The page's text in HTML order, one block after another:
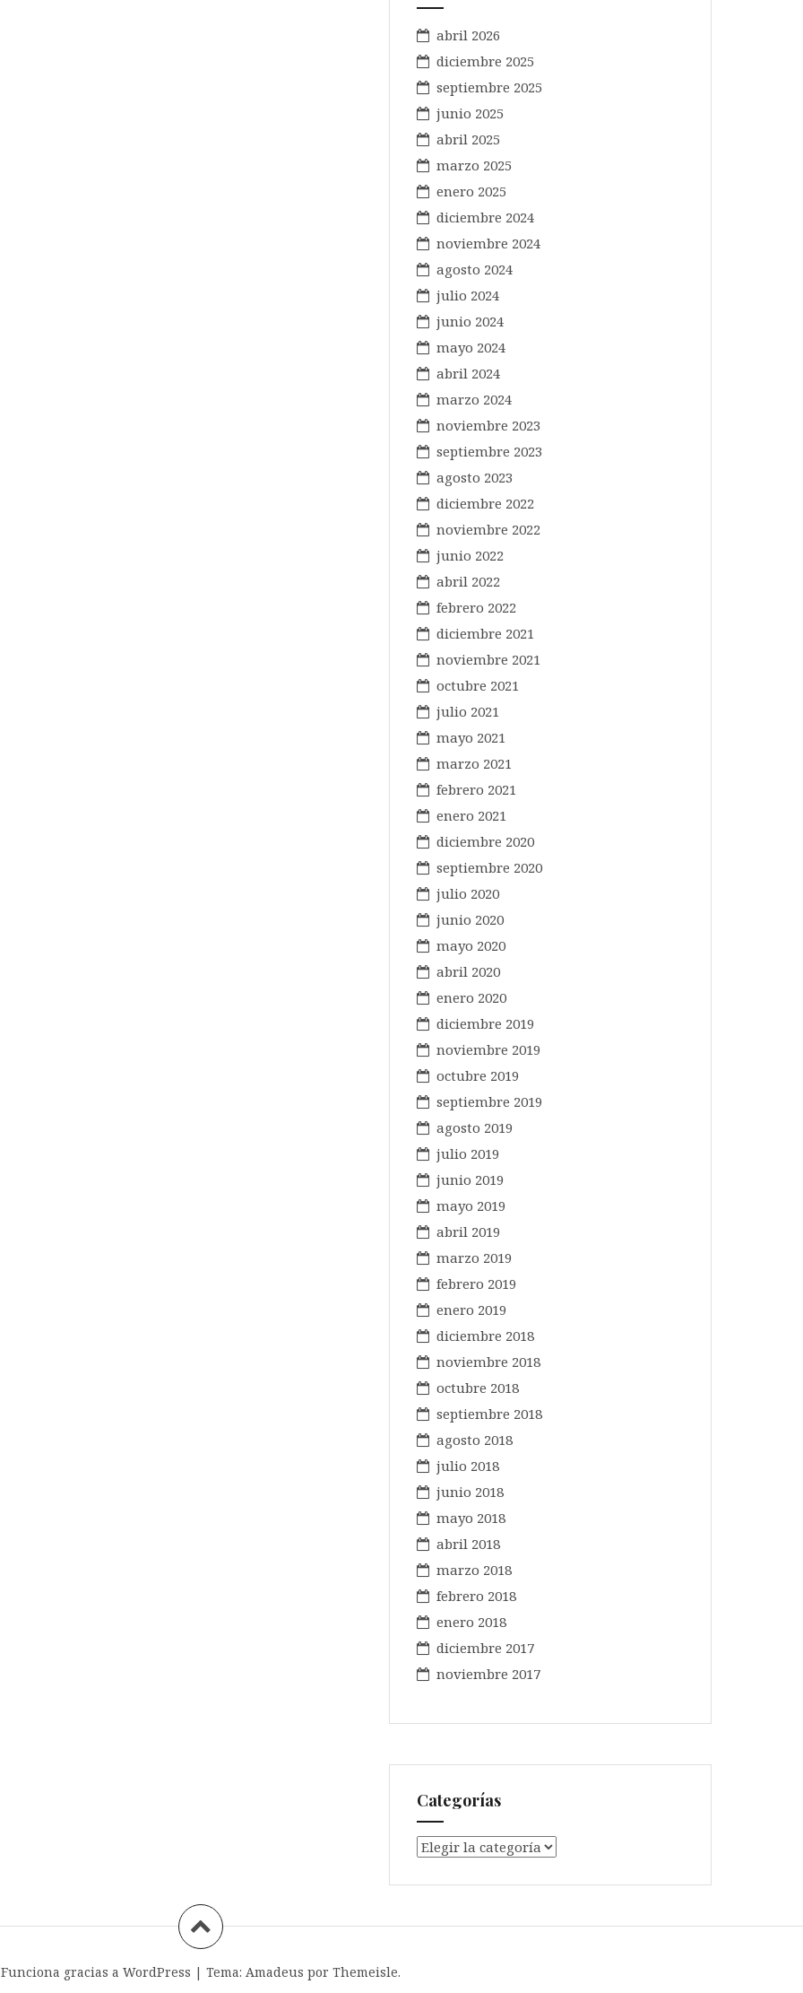
abril 2026
diciembre 2025
septiembre 2025
junio 2025
abril 2025
marzo 2025
enero 2025
diciembre 2024
noviembre 2024
agosto 2024
julio 2024
junio 2024
mayo 2024
abril 2024
marzo 2024
noviembre 2023
septiembre 2023
agosto 2023
diciembre 2022
noviembre 2022
junio 2022
abril 2022
febrero 2022
diciembre 2021
noviembre 2021
octubre 2021
julio 2021
mayo 2021
marzo 2021
febrero 2021
enero 2021
diciembre 2020
septiembre 2020
julio 2020
junio 2020
mayo 2020
abril 2020
enero 2020
diciembre 2019
noviembre 2019
octubre 2019
septiembre 2019
agosto 2019
julio 2019
junio 2019
mayo 2019
abril 2019
marzo 2019
febrero 2019
enero 2019
diciembre 2018
noviembre 2018
octubre 2018
septiembre 2018
agosto 2018
julio 2018
junio 2018
mayo 2018
abril 2018
marzo 2018
febrero 2018
enero 2018
diciembre 2017
noviembre 2017
Categorías
Categorías
Funciona gracias a WordPress | Tema: Amadeus por Themeisle.